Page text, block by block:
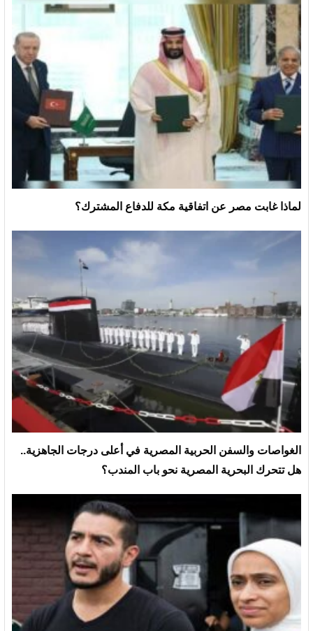
لماذا غابت مصر عن اتفاقية مكة للدفاع المشترك؟
الغواصات والسفن الحربية المصرية في أعلى درجات الجاهزية..
هل تتحرك البحرية المصرية نحو باب المندب؟